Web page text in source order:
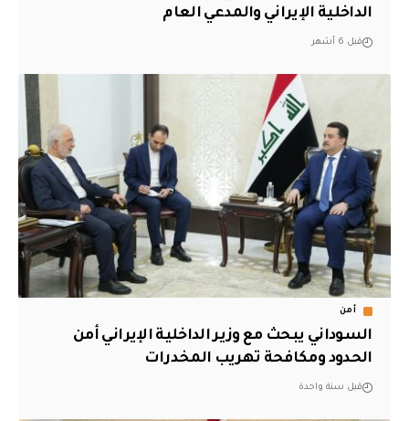
الداخلية الإيراني والمدعي العام
قبل 6 أشهر
أمن
‏السوداني يبحث مع وزير الداخلية الإيراني أمن
الحدود ومكافحة تهريب المخدرات
قبل سنة واحدة